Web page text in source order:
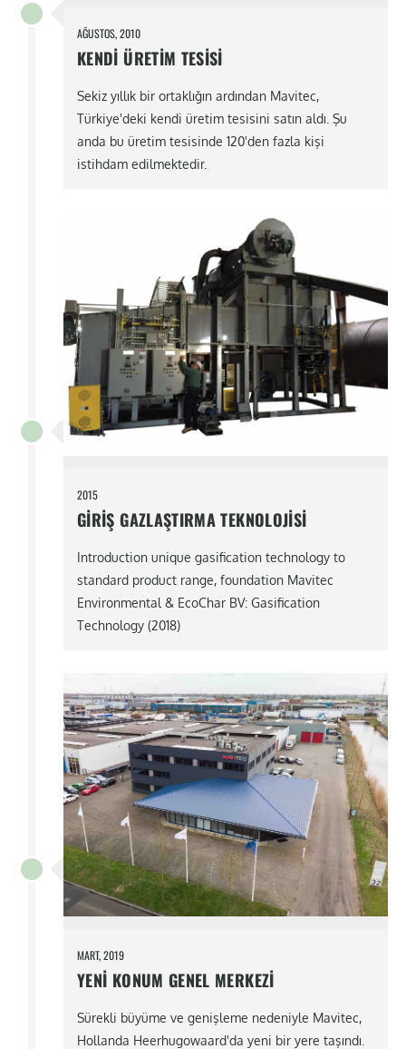
AĞUSTOS, 2010
KENDI ÜRETIM TESISI
Sekiz yıllık bir ortaklığın ardından Mavitec,
Türkiye'deki kendi üretim tesisini satın aldı. Şu
anda bu üretim tesisinde 120'den fazla kişi
istihdam edilmektedir.
2015
GIRIŞ GAZLAŞTIRMA TEKNOLOJISI
Introduction unique gasification technology to
standard product range, foundation Mavitec
Environmental & EcoChar BV: Gasification
Technology (2018)
MART, 2019
YENI KONUM GENEL MERKEZI
Sürekli büyüme ve genişleme nedeniyle Mavitec,
Hollanda Heerhugowaard'da yeni bir yere taşındı.